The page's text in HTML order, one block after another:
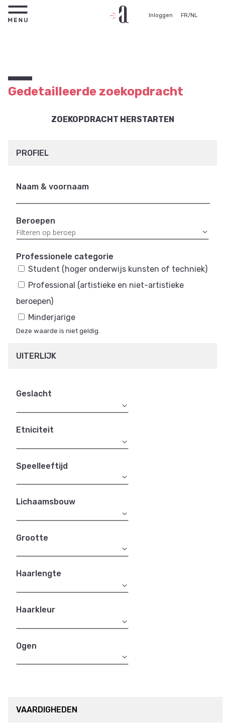
Inloggen FR/NL
Gedetailleerde zoekopdracht
ZOEKOPDRACHT HERSTARTEN
PROFIEL
Naam & voornaam
Beroepen
Professionele categorie
Student (hoger onderwijs kunsten of techniek)
Professional (artistieke en niet-artistieke
beroepen)
Minderjarige
Deze waarde is niet geldig.
UITERLIJK
Geslacht
Etniciteit
Speelleeftijd
Lichaamsbouw
Grootte
Haarlengte
Haarkleur
Ogen
VAARDIGHEDEN